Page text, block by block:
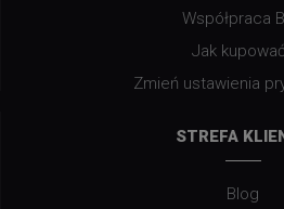
Współpraca
Jak
Zmień ustawienia
STREFA
Blog